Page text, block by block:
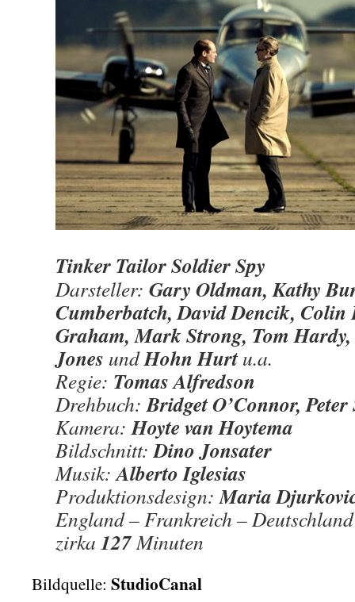
Tinker Tailor Soldier Spy
Darsteller: Gary Oldman, Kathy
Cumberbatch, David Dencik, Colin
Graham, Mark Strong, Tom
Jones undHohn Hurtu.a.
Regie: Tomas Alfredson
Drehbuch:Bridget O’Connor,
Kamera:Hoyte van Hoytema
Bildschnitt:Dino Jonsater
Musik:Alberto Iglesias
Produktionsdesign:Maria
England – Frankreich –
zirka 127Minuten
Bildquelle: StudioCanal